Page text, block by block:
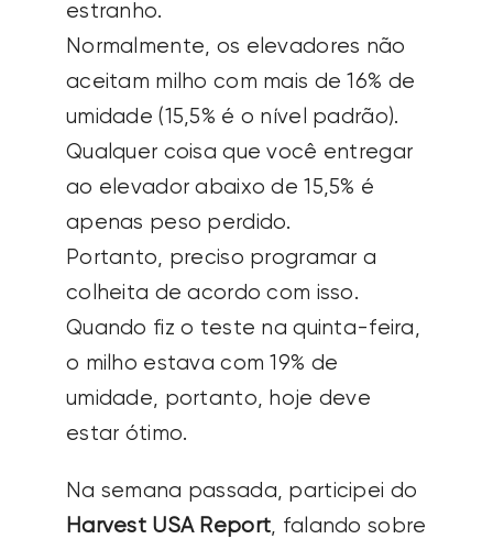
estranho.
Normalmente, os elevadores não
aceitam milho com mais de 16% de
umidade (15,5% é o nível padrão).
Qualquer coisa que você entregar
ao elevador abaixo de 15,5% é
apenas peso perdido.
Portanto, preciso programar a
colheita de acordo com isso.
Quando fiz o teste na quinta-feira,
o milho estava com 19% de
umidade, portanto, hoje deve
estar ótimo.
Na semana passada, participei do
Harvest USA Report, falando sobre